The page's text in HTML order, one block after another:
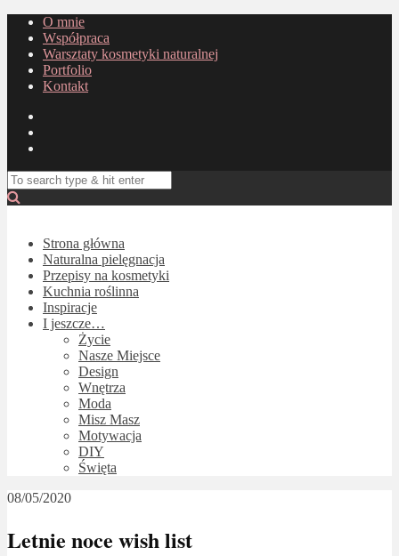
O mnie
Współpraca
Warsztaty kosmetyki naturalnej
Portfolio
Kontakt
Strona główna
Naturalna pielęgnacja
Przepisy na kosmetyki
Kuchnia roślinna
Inspiracje
I jeszcze…
Życie
Nasze Miejsce
Design
Wnętrza
Moda
Misz Masz
Motywacja
DIY
Święta
08/05/2020
Letnie noce wish list